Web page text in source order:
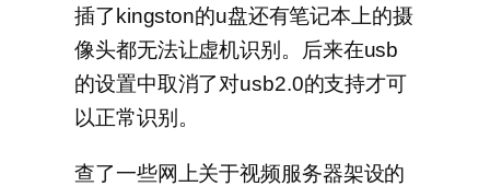
插了kingston的u盘还有笔记本上的摄
像头都无法让虚机识别。后来在usb
的设置中取消了对usb2.0的支持才可
以正常识别。
查了一些网上关于视频服务器架设的